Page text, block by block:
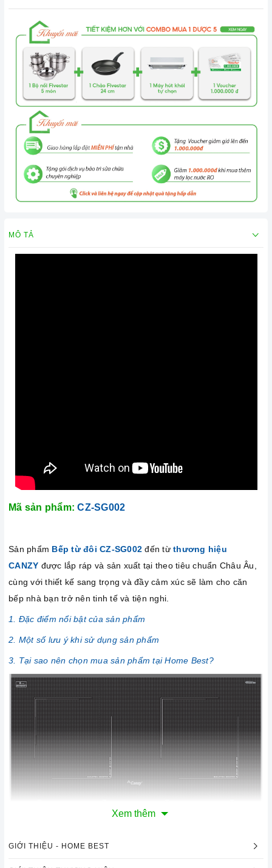
MÔ TẢ
Mã sản phẩm: CZ-SG002
Sản phẩm Bếp từ đôi CZ-SG002 đến từ thương hiệu
CANZY được lắp ráp và sản xuất tại theo tiêu chuẩn Châu Âu,
cùng với thiết kế sang trọng và đầy cảm xúc sẽ làm cho căn
bếp nhà bạn trở nên tinh tế và tiện nghi.
1. Đặc điểm nổi bật của sản phẩm
2. Một số lưu ý khi sử dụng sản phẩm
3. Tại sao nên chọn mua sản phẩm tại Home Best?
Xem thêm
GIỚI THIỆU - HOME BEST